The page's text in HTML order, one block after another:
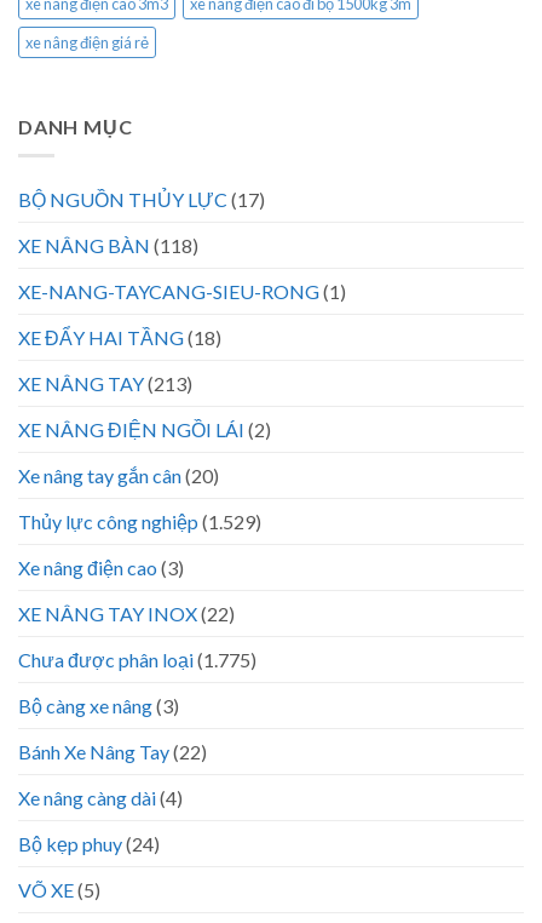
xe nâng điện giá rẻ
DANH MỤC
BỘ NGUỒN THỦY LỰC (17)
XE NÂNG BÀN (118)
XE-NANG-TAYCANG-SIEU-RONG(1)
XE ĐẨY HAI TẦNG(18)
XE NÂNG TAY(213)
XE NÂNG ĐIỆN NGỒI LÁI (2)
Xe nâng tay gắn cân(20)
Thủy lực công nghiệp (1.529)
Xe nâng điện cao (3)
XE NÂNG TAY INOX(22)
Chưa được phân loại(1.775)
Bộ càng xe nâng(3)
Bánh Xe Nâng Tay(22)
Xe nâng càng dài(4)
Bộ kẹp phuy(24)
VÕ XE(5)